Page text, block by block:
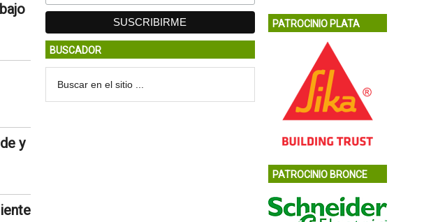
y
BUSCADOR
PATROCINIO PLATA
PATROCINIO BRONCE